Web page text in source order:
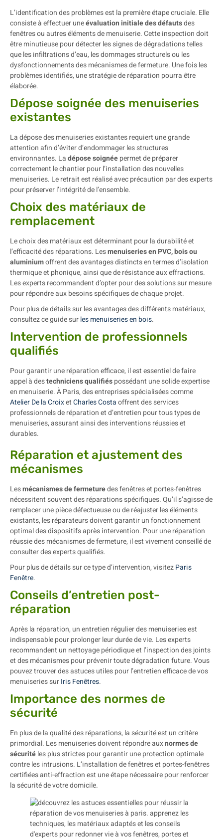
L’identification des problèmes est la première étape cruciale. Elle
consiste à effectuer uneévaluation initiale des défautsdes
fenêtres ou autres éléments de menuiserie. Cette inspection doit
être minutieuse pour détecter les signes de dégradations telles
que les infiltrations d’eau, les dommages structurels ou les
dysfonctionnements des mécanismes de fermeture. Une fois les
problèmes identifiés, une stratégie de réparation pourra être
élaborée.
Dépose soignée des menuiseries
existantes
La dépose des menuiseries existantes requiert une grande
attention afin d’éviter d’endommager les structures
environnantes. Ladépose soignéepermet de préparer
correctement le chantier pour l’installation des nouvelles
menuiseries. Le retrait est réalisé avec précaution par des experts
pour préserver l’intégrité de l’ensemble.
Choix des matériaux de
remplacement
Le choix des matériaux est déterminant pour la durabilité et
l’efficacité des réparations. Lesmenuiseries en PVC, bois ou
aluminiumoffrent des avantages distincts en termes d’isolation
thermique et phonique, ainsi que de résistance aux effractions.
Les experts recommandent d’opter pour des solutions sur mesure
pour répondre aux besoins spécifiques de chaque projet.
Pour plus de détails sur les avantages des différents matériaux,
consultez ce guide surles menuiseries en bois.
Intervention de professionnels
qualifiés
Pour garantir une réparation efficace, il est essentiel de faire
appel à destechniciens qualifiéspossédant une solide expertise
en menuiserie. À Paris, des entreprises spécialisées comme
Atelier De la CroixetCharles Costaoffrent des services
professionnels de réparation et d’entretien pour tous types de
menuiseries, assurant ainsi des interventions réussies et
durables.
Réparation et ajustement des
mécanismes
Lesmécanismes de fermeturedes fenêtres et portes-fenêtres
nécessitent souvent des réparations spécifiques. Qu’il s’agisse de
remplacer une pièce défectueuse ou de réajuster les éléments
existants, les réparateurs doivent garantir un fonctionnement
optimal des dispositifs après intervention. Pour une réparation
réussie des mécanismes de fermeture, il est vivement conseillé de
consulter des experts qualifiés.
Pour plus de détails sur ce type d’intervention, visitezParis
Fenêtre.
Conseils d’entretien post-
réparation
Après la réparation, un entretien régulier des menuiseries est
indispensable pour prolonger leur durée de vie. Les experts
recommandent un nettoyage périodique et l’inspection des joints
et des mécanismes pour prévenir toute dégradation future. Vous
pouvez trouver des astuces utiles pour l’entretien efficace de vos
menuiseries surIris Fenêtres.
Importance des normes de
sécurité
En plus de la qualité des réparations, la sécurité est un critère
primordial. Les menuiseries doivent répondre auxnormes de
sécuritéles plus strictes pour garantir une protection optimale
contre les intrusions. L’installation de fenêtres et portes-fenêtres
certifiées anti-effraction est une étape nécessaire pour renforcer
la sécurité de votre domicile.